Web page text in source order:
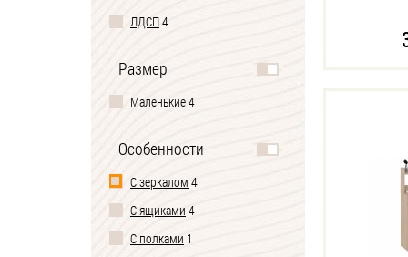
ЛДСП4
Размер
Маленькие4
Особенности
С зеркалом 4
С ящиками 4
С полками 1